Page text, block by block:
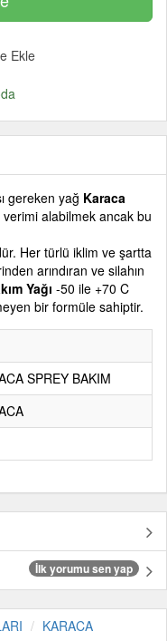
Ekle
gereken yağ Karaca
verimi alabilmek ancak bu
Her türlü iklim ve şartta
arındıran ve silahın
Yağı -50 ile +70 C
bir formüle sahiptir.
SPREY BAKIM
İlk yorumu sen yap
KARACA